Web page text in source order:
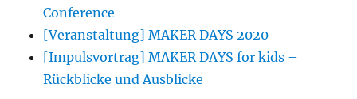
Conference
[Veranstaltung] MAKER DAYS 2020
[Impulsvortrag] MAKER DAYS for kids –
Rückblicke und Ausblicke